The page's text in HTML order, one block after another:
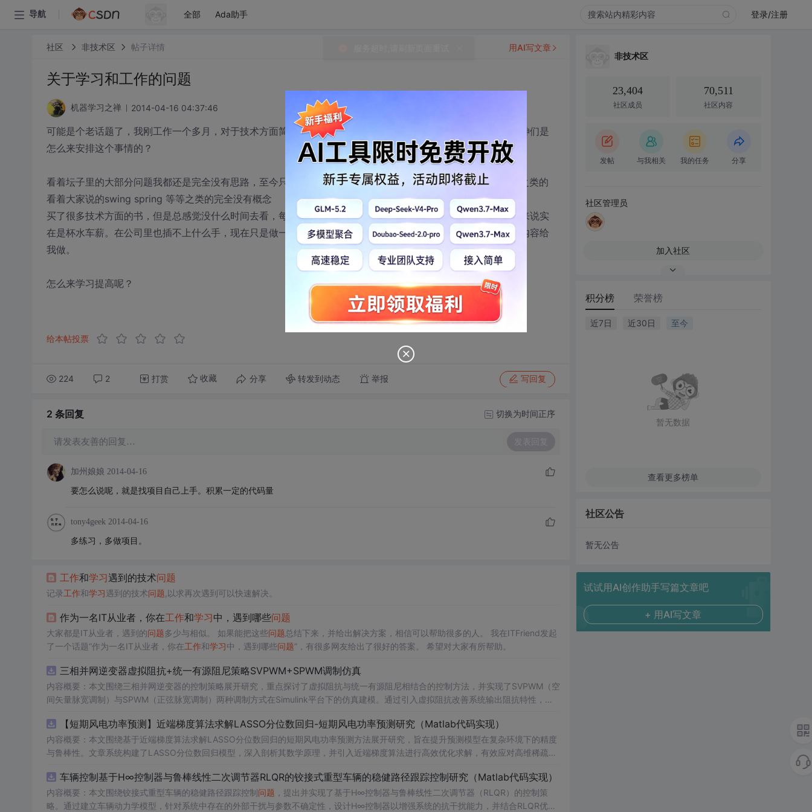
导航 全部 Ada助手 登录/注册
社区 非技术区 帖子详情
关于学习和工作的问题
机器学习之禅 2014-04-16 04:37:46
可能是个老话题了，我刚工作一个多月，对于技术方面简直就是个小白，有很多东西需要学习，我想问问各位大神们是
怎么来安排这个事情的？
看着坛子里的大部分问题我都还是完全没有思路，至今只能回答一些更加小白的问题，比如刚学java要用哪本书之类的
看着大家说的swing spring 等等之类的完全没有概念
买了很多技术方面的书，但是总感觉没什么时间去看，每天也就看个二三十页，总觉得这个进度对于学习新技术来说实
在是杯水车薪。在公司里也插不上什么手，现在只是做一些维护的小工作。经理也不错，常安排一些循序渐进的内容给
我做。
怎么来学习提高呢？
给本帖投票
224 2 打赏 收藏 分享 转发到动态 举报 写回复
用AI写文章
2 条回复 切换为时间正序
请发表友善的回复… 发表回复
加州娘娘 2014-04-16
要怎么说呢，就是找项目自己上手。积累一定的代码量
tony4geek 2014-04-16
多练习，多做项目。
工作和学习遇到的技术问题
记录工作和学习遇到的技术问题 ,以求再次遇到可以快速解决。
作为一名IT从业者，你在工作和学习中，遇到哪些问题
大家都是IT从业者，遇到的问题多少与相似。 如果能把这些问题总结下来，并给出解决方案，相信可以帮助很多的人。 我在ITFriend发起
了一个话题“作为一名IT从业者，你在工作和学习中，遇到哪些问题”，有很多网友给出了很好的答案。 希望对大家有所帮助。
三相并网逆变器虚拟阻抗+统一有源阻尼策略SVPWM+SPWM调制仿真
内容概要：本文围绕三相并网逆变器的控制策略展开研究，重点探讨了虚拟阻抗与统一有源阻尼相结合的控制方法，并实现了SVPWM（空
间矢量脉宽调制）与SPWM（正弦脉宽调制）两种调制方式在Simulink平台下的仿真建模。通过引入虚拟阻抗改善系统输出阻抗特性，结
制策略的设计、调制算法的实现、动态响应分析及谐波抑制效果评估，同时拓展涉及正负序分离、中点电位平衡、DPWMA调制等关键技
术，构建了完整的高性能并网逆变器控制系统仿真体系。; 适合人群：适用于从事电力电子、新能源发电、智能电网及相关领域的研究生、
科研人员和工程技术人员，特别是具备三相并网逆变器控制理论基础并熟悉MATLAB/Simulink仿真环境的专业人士；; 使用场景及目标：
工作；③为企业研发高性能、高可靠性的并网逆变器产品提供先进的控制方案与技术原型支持；; 阅读建议：建议读者结合提供的Simulin
k模型文件进行实际操作与仿真验证，重点关注虚拟阻抗参数设计与有源阻尼的协同作用机制，深入理解不同调制策略对系统性能的影响，
并可进一步拓展学习文中提及的正负序控制、中点电位平衡等先进控制技术，全面提升对复杂电网环境下并网系统稳定运行机制的认知水
【短期风电功率预测】近端梯度算法求解LASSO分位数回归-短期风电功率预测研究（Matlab代码实现）
内容概要：本文围绕基于近端梯度算法求解LASSO分位数回归的短期风电功率预测方法展开研究，旨在提升预测模型在复杂环境下的精度
与鲁棒性。文章系统构建了LASSO分位数回归模型，深入剖析其数学原理，并引入近端梯度算法进行高效优化求解，有效应对高维稀疏数
能，结果表明其相较于传统方法具有更强的稳定性和准确性。此外，文档还整合了电力系统、机器学习、路径规划等多个领域的相关科研
方向与技术应用案例，突出该方法在新能源预测与智能优化中的广泛适用性与实践价值。; 适合人群：具备扎实的数学基础（如凸优化、统
计 学习）与Matlab编程能力，从事新能源发电预测、电力系统调度、智能优化算法或机器学习等领域的科研人员、工程技术人员及研究
车辆控制基于H∞控制器与鲁棒线性二次调节器RLQR的铰接式重型车辆的稳健路径跟踪控制研究（Matlab代码实现）
内容概要：本文围绕铰接式重型车辆的稳健路径跟踪控制问题 ，提出并实现了基于H∞控制器与鲁棒线性二次调节器（RLQR）的控制策
略。通过建立车辆动力学模型，针对系统中存在的外部干扰与参数不确定性，设计H∞控制器以增强系统的抗干扰能力，并结合RLQR优化
非技术区
23,404
社区成员
70,511
社区内容
发帖 与我相关 我的任务 分享
社区管理员
加入社区
积分榜 荣誉榜
近7日 近30日 至今
暂无数据
查看更多榜单
社区公告
暂无公告
试试用AI创作助手写篇文章吧
+ 用AI写文章